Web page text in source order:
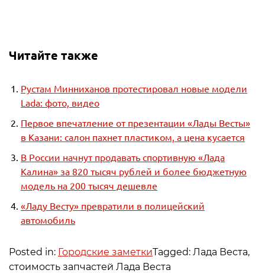
Читайте также
Рустам Минниханов протестировал новые модели
Lada: фото, видео
Первое впечатление от презентации «Лады Весты»
в Казани: салон пахнет пластиком, а цена кусается
В России начнут продавать спортивную «Лада
Калина» за 820 тысяч рублей и более бюджетную
модель на 200 тысяч дешевле
«Ладу Весту» превратили в полицейский
автомобиль
Posted in: Городские заметкиTagged: Лада Веста,
стоимость запчастей Лада Веста